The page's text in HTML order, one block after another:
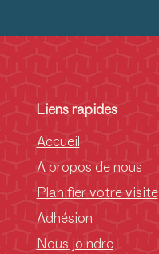
Liens rapides
Accueil
A propos de nous
Planifier votre visite
Adhésion
Nous joindre